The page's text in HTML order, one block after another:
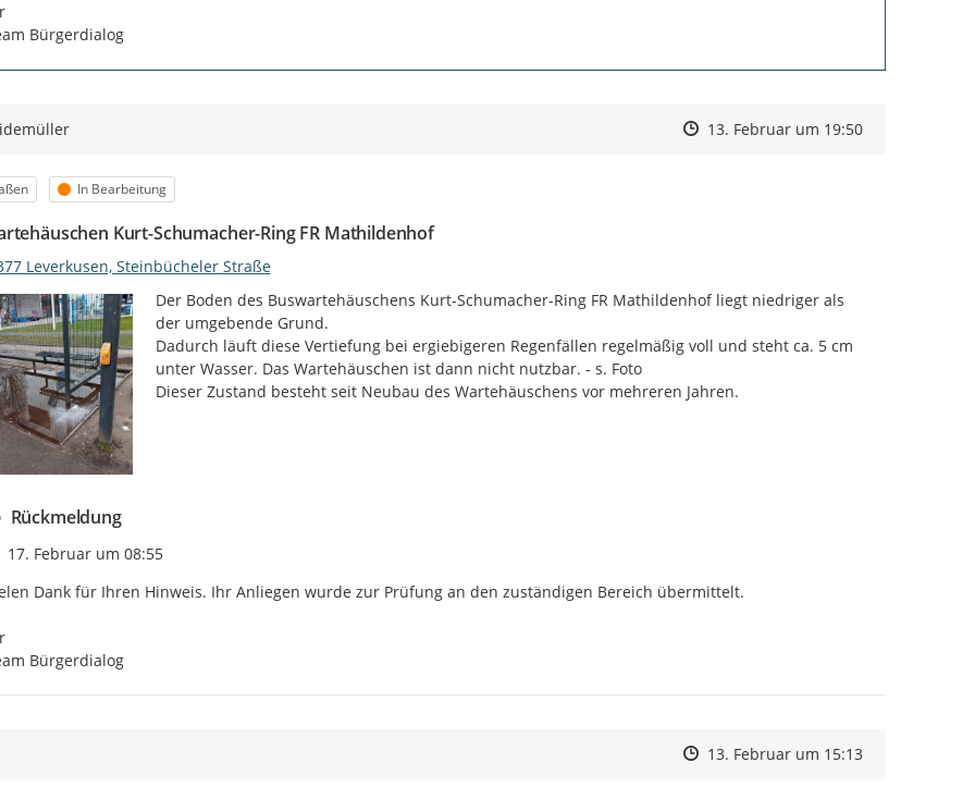
Bürgerdialog
Zeitpunkt des Erstellens
Zeitpunkt des Erstellens
13. Februar um 19:50Zur Äußerung
Status
In Bearbeitung
Kurt-Schumacher-Ring FR Mathildenhof
Leverkusen, Steinbücheler Straße
Der Boden des Buswartehäuschens Kurt-Schumacher-Ring FR Mathildenhof liegt niedriger als
der umgebende Grund.
Dadurch läuft diese Vertiefung bei ergiebigeren Regenfällen regelmäßig voll und steht ca. 5 cm
unter Wasser. Das Wartehäuschen ist dann nicht nutzbar. - s. Foto
Dieser Zustand besteht seit Neubau des Wartehäuschens vor mehreren Jahren.
Rückmeldung
Zeitpunkt des Erstellens
17. Februar um 08:55
Dank für Ihren Hinweis. Ihr Anliegen wurde zur Prüfung an den zuständigen Bereich übermittelt.
Bürgerdialog
Zeitpunkt des Erstellens
Zeitpunkt des Erstellens
13. Februar um 15:13Zur Äußerung